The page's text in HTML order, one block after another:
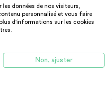
données de nos visiteurs,
personnalisé et vous faire
d'informations sur les cookies
Non, ajuster